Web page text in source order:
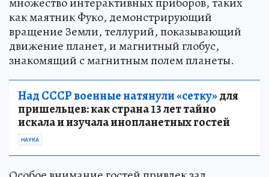
как маятник Фуко, демонстрирующий
вращение Земли, теллурий, показывающий
движение планет, и магнитный глобус,
знакомящий с магнитным полем планеты.
Над СССР военные натянули «сетку»для
пришельцев: как страна 13 лет тайно
искала и изучала инопланетных гостей
НАУКА